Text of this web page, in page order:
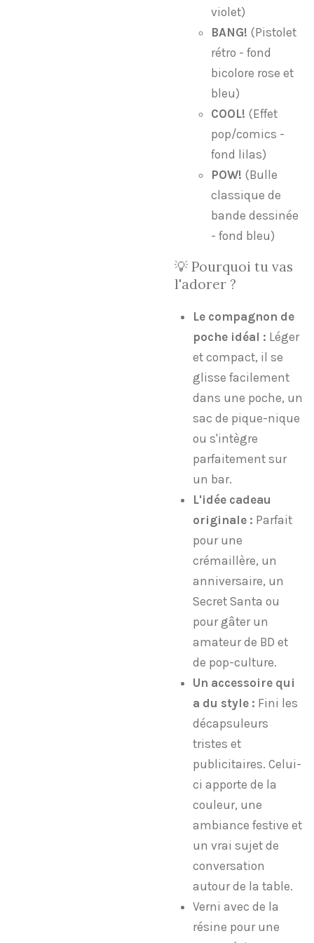
violet)
BANG! (Pistolet
rétro - fond
bicolore rose et
bleu)
COOL! (Effet
pop/comics -
fond lilas)
POW! (Bulle
classique de
bande dessinée
- fond bleu)
​💡 Pourquoi tu vas
l'adorer ?
Le compagnon de
poche idéal : Léger
et compact, il se
glisse facilement
dans une poche, un
sac de pique-nique
ou s'intègre
parfaitement sur
un bar.
L'idée cadeau
originale : Parfait
pour une
crémaillère, un
anniversaire, un
Secret Santa ou
pour gâter un
amateur de BD et
de pop-culture.
Un accessoire qui
a du style : Fini les
décapsuleurs
tristes et
publicitaires. Celui-
ci apporte de la
couleur, une
ambiance festive et
un vrai sujet de
conversation
autour de la table.
Verni avec de la
résine pour une